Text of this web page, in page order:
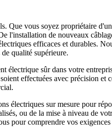
Que vous soyez propriétaire
l'installation de nouveaux
efficaces et durables.
qualité supérieure.
électrique sûr dans votre
effectuées avec précision et
électriques sur mesure pour
ou de la mise à niveau de
pour comprendre vos